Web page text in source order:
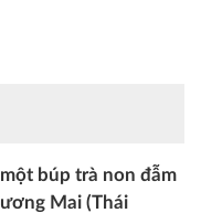
búp trà non đẫm
Mai (Thái